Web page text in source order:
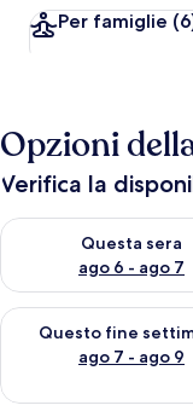
Per famiglie
Opzioni
Verifica la
Questa sera
ago 6 - ago 7
Verifica la
Questo fine
ago 7 - ago 9
Verifica la